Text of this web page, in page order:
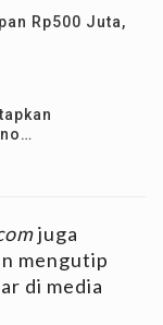
Rp500 Juta,
juga
mengutip
di media